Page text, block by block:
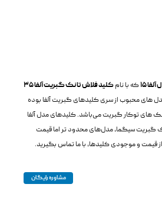
15 که با نامکلید فلاش تانک گبریت آلفا 35
های محبوب از سری کلیدهای گبریت آلفا بوده
های توکار گبریت می‌باشد. کلیدهای مدل آلفا
گبریت سیگما، مدل‌های محدود تر اما قیمت
قیمت و موجودی کلیدها، با ما تماس بگیرید.
مشاوره رایگان